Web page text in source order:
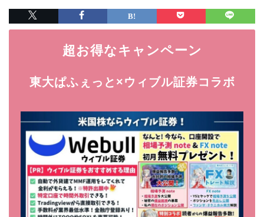
超お得なキャンペーン
東大ぱふぇっと×ウィブル証券コラボ